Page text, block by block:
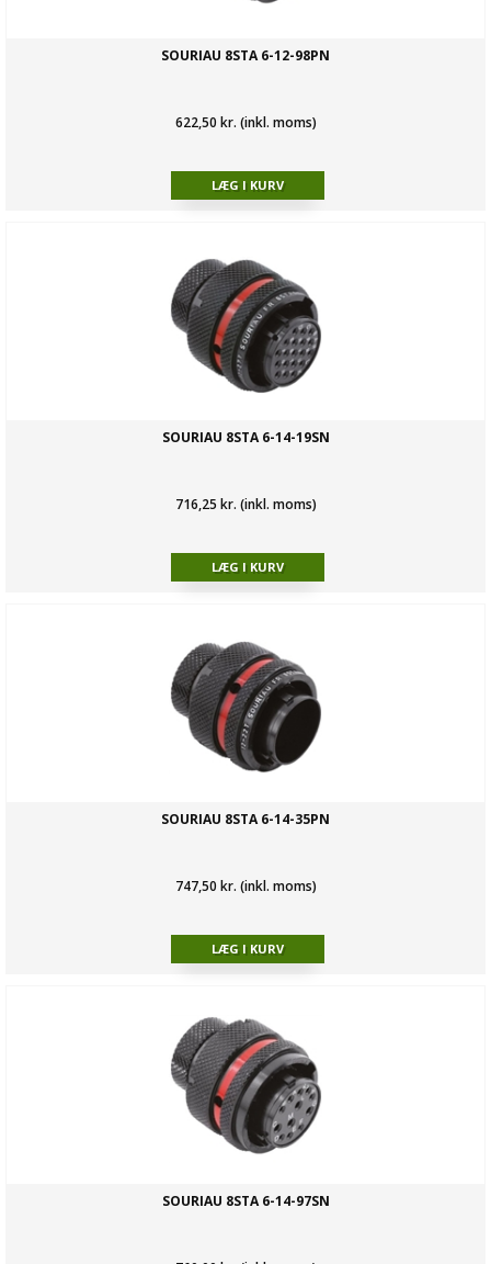
SOURIAU 8STA 6-12-98PN
622,50 kr. (inkl. moms)
SOURIAU 8STA 6-14-19SN
716,25 kr. (inkl. moms)
SOURIAU 8STA 6-14-35PN
747,50 kr. (inkl. moms)
SOURIAU 8STA 6-14-97SN